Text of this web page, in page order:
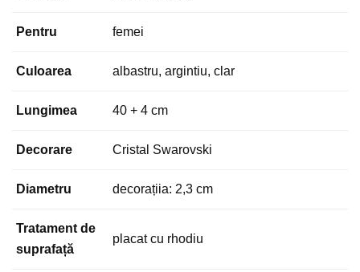
Pentru femei
Culoarea albastru, argintiu, clar
Lungimea 40 + 4 cm
Decorare Cristal Swarovski
Diametru decorațiia: 2,3 cm
Tratament de
suprafață
placat cu rhodiu